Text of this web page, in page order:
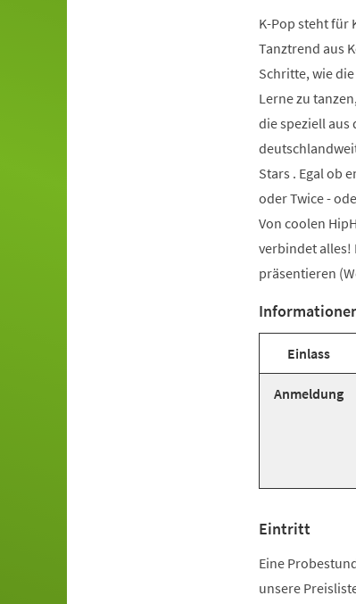
K-Pop steht für
Tanztrend aus
Schritte, wie
Lerne zu
die speziell aus
Stars . Egal ob
oder Twice -
Von coolen
verbindet alles!
präsentieren
Einlass
Anmeldung
Eintritt
Eine
unsere